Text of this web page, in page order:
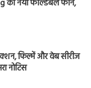
का नया फोल्डेबल फोन,
फिल्में और वेब सीरीज
नोटिस